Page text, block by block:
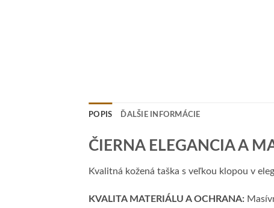
POPIS ĎALŠIE INFORMÁCIE
ČIERNA ELEGANCIA A
Kvalitná kožená taška s veľkou klopou v
KVALITA MATERIÁLU A OCHRANA: